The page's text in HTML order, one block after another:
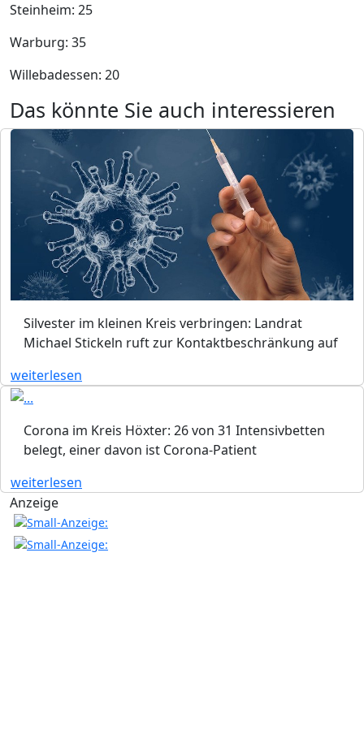
Steinheim: 25
Warburg: 35
Willebadessen: 20
Das könnte Sie auch interessieren
Silvester im kleinen Kreis verbringen: Landrat
Michael Stickeln ruft zur Kontaktbeschränkung auf
weiterlesen
Corona im Kreis Höxter: 26 von 31 Intensivbetten
belegt, einer davon ist Corona-Patient
weiterlesen
Anzeige